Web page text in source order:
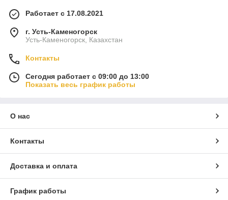
Работает с 17.08.2021
г. Усть-Каменогорск
Усть-Каменогорск, Казахстан
Контакты
Сегодня работает с 09:00 до 13:00
Показать весь график работы
О нас
Контакты
Доставка и оплата
График работы